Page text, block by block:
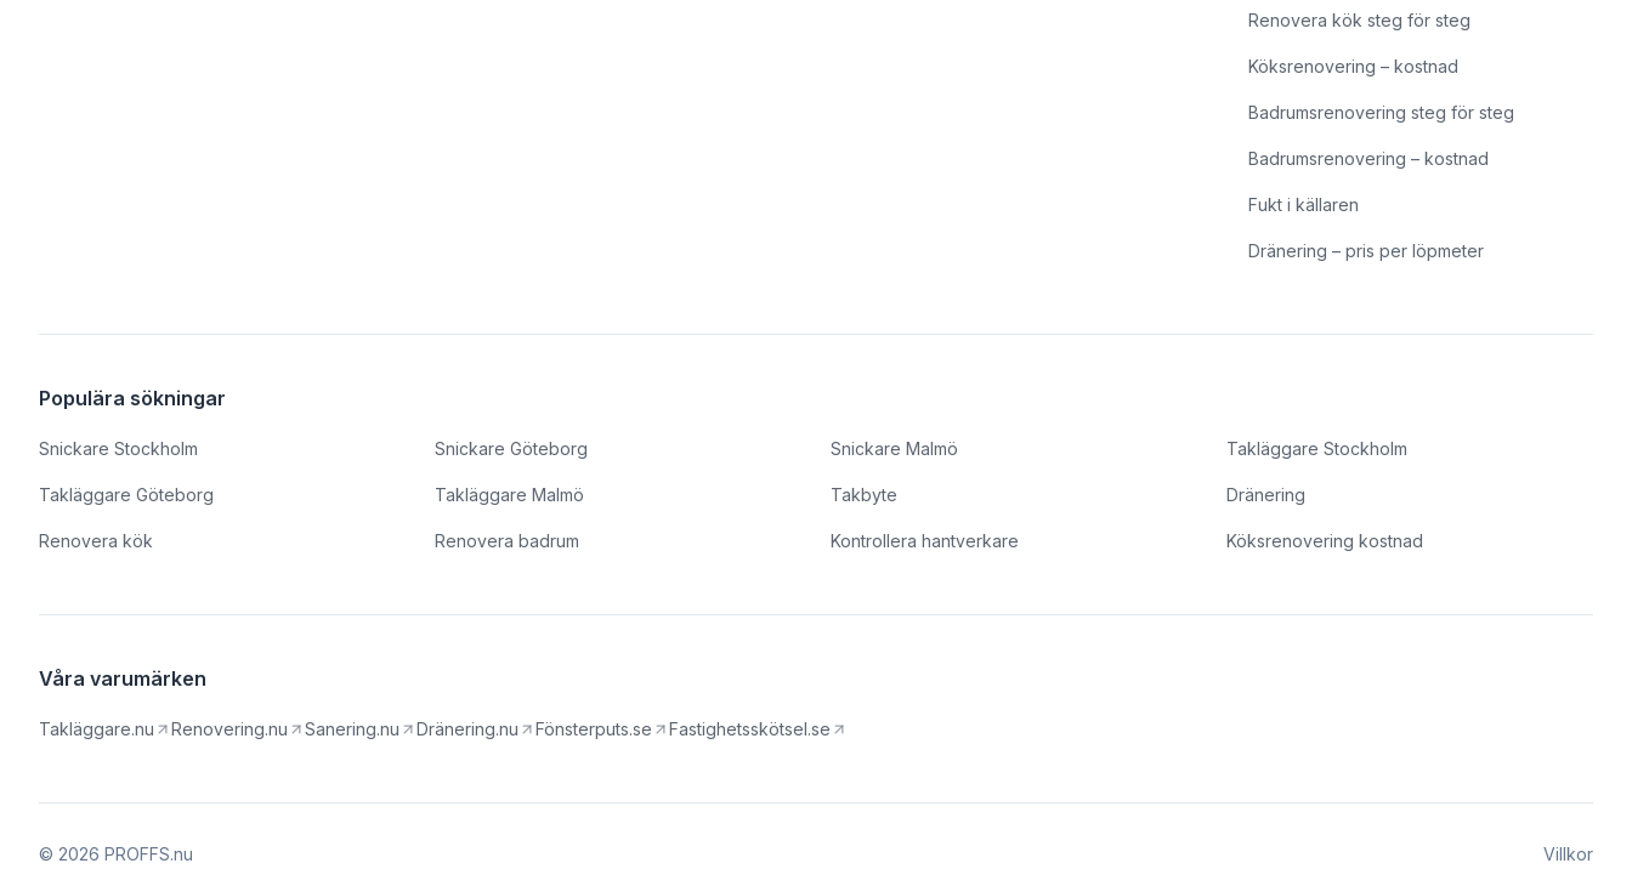
Renovera kök steg för steg
Köksrenovering – kostnad
Badrumsrenovering steg för steg
Badrumsrenovering – kostnad
Fukt i källaren
Dränering – pris per löpmeter
Populära sökningar
Snickare Stockholm Snickare Göteborg Snickare Malmö Takläggare Stockholm
Takläggare Göteborg Takläggare Malmö Takbyte Dränering
Renovera kök Renovera badrum Kontrollera hantverkare Köksrenovering kostnad
Våra varumärken
Takläggare.nu Renovering.nu Sanering.nu Dränering.nu Fönsterputs.se Fastighetsskötsel.se
© 2026 PROFFS.nu Villkor